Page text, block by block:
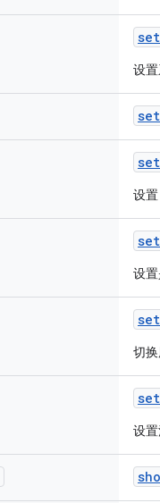
set
设
set
set
设
set
设
set
切
set
设置